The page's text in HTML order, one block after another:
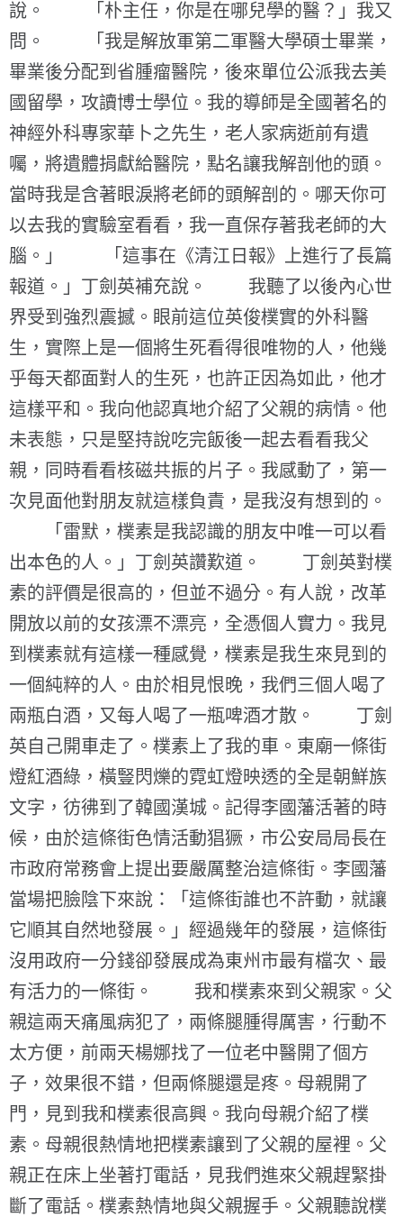
說。 「朴主任，你是在哪兒學的醫？」我又
問。 「我是解放軍第二軍醫大學碩士畢業，
畢業後分配到省腫瘤醫院，後來單位公派我去美
國留學，攻讀博士學位。我的導師是全國著名的
神經外科專家華卜之先生，老人家病逝前有遺
囑，將遺體捐獻給醫院，點名讓我解剖他的頭。
當時我是含著眼淚將老師的頭解剖的。哪天你可
以去我的實驗室看看，我一直保存著我老師的大
腦。」 「這事在《清江日報》上進行了長篇
報道。」丁劍英補充說。 我聽了以後內心世
界受到強烈震撼。眼前這位英俊樸實的外科醫
生，實際上是一個將生死看得很唯物的人，他幾
乎每天都面對人的生死，也許正因為如此，他才
這樣平和。我向他認真地介紹了父親的病情。他
未表態，只是堅持說吃完飯後一起去看看我父
親，同時看看核磁共振的片子。我感動了，第一
次見面他對朋友就這樣負責，是我沒有想到的。
「雷默，樸素是我認識的朋友中唯一可以看
出本色的人。」丁劍英讚歎道。 丁劍英對樸
素的評價是很高的，但並不過分。有人說，改革
開放以前的女孩漂不漂亮，全憑個人實力。我見
到樸素就有這樣一種感覺，樸素是我生來見到的
一個純粹的人。由於相見恨晚，我們三個人喝了
兩瓶白酒，又每人喝了一瓶啤酒才散。 丁劍
英自己開車走了。樸素上了我的車。東廟一條街
燈紅酒綠，橫豎閃爍的霓虹燈映透的全是朝鮮族
文字，彷彿到了韓國漢城。記得李國藩活著的時
候，由於這條街色情活動猖獗，市公安局局長在
市政府常務會上提出要嚴厲整治這條街。李國藩
當場把臉陰下來說：「這條街誰也不許動，就讓
它順其自然地發展。」經過幾年的發展，這條街
沒用政府一分錢卻發展成為東州市最有檔次、最
有活力的一條街。 我和樸素來到父親家。父
親這兩天痛風病犯了，兩條腿腫得厲害，行動不
太方便，前兩天楊娜找了一位老中醫開了個方
子，效果很不錯，但兩條腿還是疼。母親開了
門，見到我和樸素很高興。我向母親介紹了樸
素。母親很熱情地把樸素讓到了父親的屋裡。父
親正在床上坐著打電話，見我們進來父親趕緊掛
斷了電話。樸素熱情地與父親握手。父親聽說樸